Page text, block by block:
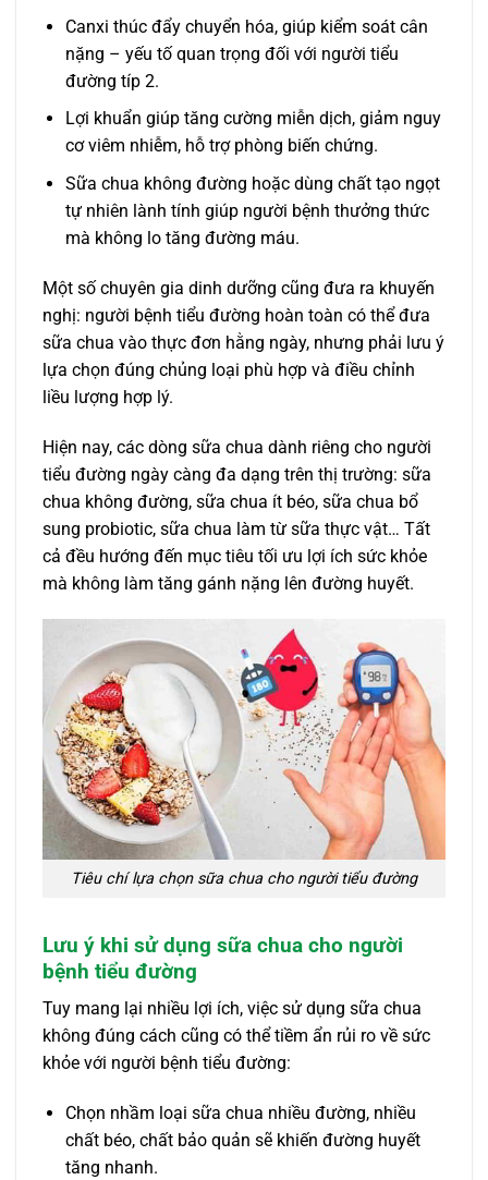
Canxi thúc đẩy chuyển hóa, giúp kiểm soát cân
nặng – yếu tố quan trọng đối với người tiểu
đường típ 2.
Lợi khuẩn giúp tăng cường miễn dịch, giảm nguy
cơ viêm nhiễm, hỗ trợ phòng biến chứng.
Sữa chua không đường hoặc dùng chất tạo ngọt
tự nhiên lành tính giúp người bệnh thưởng thức
mà không lo tăng đường máu.
Một số chuyên gia dinh dưỡng cũng đưa ra khuyến
nghị: người bệnh tiểu đường hoàn toàn có thể đưa
sữa chua vào thực đơn hằng ngày, nhưng phải lưu ý
lựa chọn đúng chủng loại phù hợp và điều chỉnh
liều lượng hợp lý.
Hiện nay, các dòng sữa chua dành riêng cho người
tiểu đường ngày càng đa dạng trên thị trường: sữa
chua không đường, sữa chua ít béo, sữa chua bổ
sung probiotic, sữa chua làm từ sữa thực vật… Tất
cả đều hướng đến mục tiêu tối ưu lợi ích sức khỏe
mà không làm tăng gánh nặng lên đường huyết.
Tiêu chí lựa chọn sữa chua cho người tiểu đường
Lưu ý khi sử dụng sữa chua cho người
bệnh tiểu đường
Tuy mang lại nhiều lợi ích, việc sử dụng sữa chua
không đúng cách cũng có thể tiềm ẩn rủi ro về sức
khỏe với người bệnh tiểu đường:
Chọn nhầm loại sữa chua nhiều đường, nhiều
chất béo, chất bảo quản sẽ khiến đường huyết
tăng nhanh.